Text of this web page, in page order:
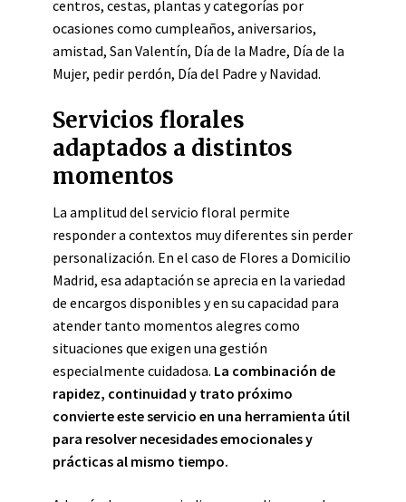
centros, cestas, plantas y categorías por
ocasiones como cumpleaños, aniversarios,
amistad, San Valentín, Día de la Madre, Día de la
Mujer, pedir perdón, Día del Padre y Navidad.
Servicios florales
adaptados a distintos
momentos
La amplitud del servicio floral permite
responder a contextos muy diferentes sin perder
personalización. En el caso de Flores a Domicilio
Madrid, esa adaptación se aprecia en la variedad
de encargos disponibles y en su capacidad para
atender tanto momentos alegres como
situaciones que exigen una gestión
especialmente cuidadosa. La combinación de
rapidez, continuidad y trato próximo
convierte este servicio en una herramienta útil
para resolver necesidades emocionales y
prácticas al mismo tiempo.